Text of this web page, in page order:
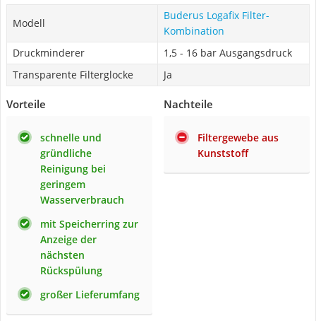
Modell
Buderus Logafix Filter-
Kombination
Druckminderer
1,5 - 16 bar Ausgangsdruck
Transparente Filterglocke
Ja
Vorteile
schnelle und
gründliche
Reinigung bei
geringem
Wasserverbrauch
mit Speicherring zur
Anzeige der
nächsten
Rückspülung
großer Lieferumfang
Nachteile
Filtergewebe aus
Kunststoff